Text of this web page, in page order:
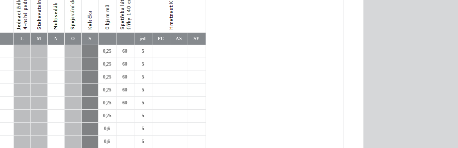
L M N O S jed. PC AS SY
0,25 60 5
0,25 60 5
0,25 60 5
0,25 60 5
0,25 60 5
0,25 5
0,6 5
0,6 5